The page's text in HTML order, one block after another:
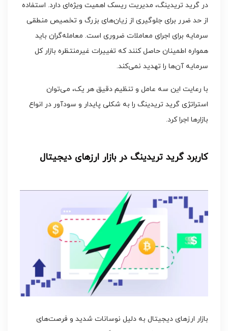
در گرید تریدینگ، مدیریت ریسک اهمیت ویژه‌ای دارد. استفاده
از حد ضرر برای جلوگیری از زیان‌های بزرگ و تخصیص منطقی
سرمایه برای اجرای معاملات ضروری است. معامله‌گران باید
همواره اطمینان حاصل کنند که تغییرات غیرمنتظره بازار کل
سرمایه آن‌ها را تهدید نمی‌کند.
با رعایت این سه عامل و تنظیم دقیق هر یک، می‌توان
استراتژی گرید تریدینگ را به شکلی پایدار و سودآور در انواع
بازارها اجرا کرد.
کاربرد گرید تریدینگ در بازار ارزهای دیجیتال
بازار ارزهای دیجیتال به دلیل نوسانات شدید و فرصت‌های